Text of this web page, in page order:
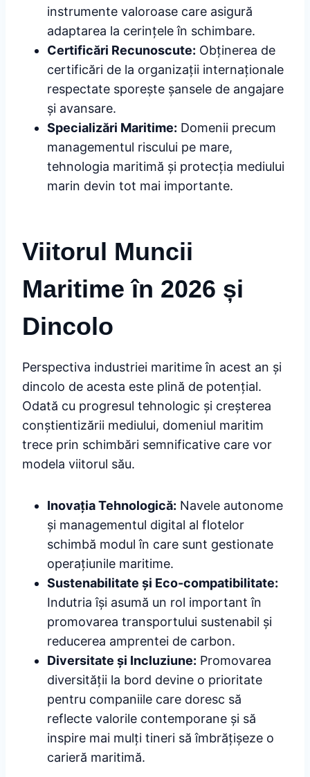
instrumente valoroase care asigură
adaptarea la cerințele în schimbare.
Certificări Recunoscute: Obținerea de
certificări de la organizații internaționale
respectate sporește șansele de angajare
și avansare.
Specializări Maritime: Domenii precum
managementul riscului pe mare,
tehnologia maritimă și protecția mediului
marin devin tot mai importante.
Viitorul Muncii
Maritime în 2026 și
Dincolo
Perspectiva industriei maritime în acest an și
dincolo de acesta este plină de potențial.
Odată cu progresul tehnologic și creșterea
conștientizării mediului, domeniul maritim
trece prin schimbări semnificative care vor
modela viitorul său.
Inovația Tehnologică: Navele autonome
și managementul digital al flotelor
schimbă modul în care sunt gestionate
operațiunile maritime.
Sustenabilitate și Eco-compatibilitate:
Indutria își asumă un rol important în
promovarea transportului sustenabil și
reducerea amprentei de carbon.
Diversitate și Incluziune: Promovarea
diversității la bord devine o prioritate
pentru companiile care doresc să
reflecte valorile contemporane și să
inspire mai mulți tineri să îmbrățișeze o
carieră maritimă.